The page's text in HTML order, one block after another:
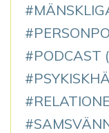
PODCAST